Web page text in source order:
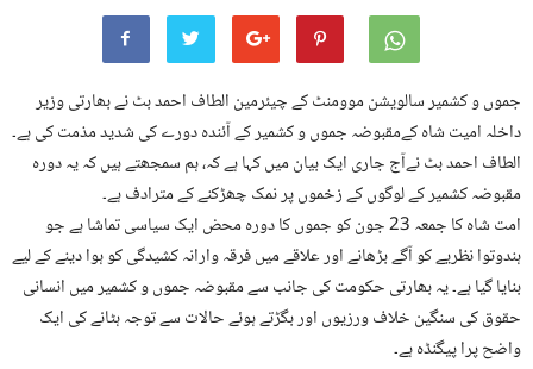
جموں و کشمیر سالویشن موومنٹ کے چیئرمین الطاف احمد بٹ نے بھارتی وزیر
داخلہ امیت شاہ کےمقبوضہ جموں و کشمیر کے آئندہ دورے کی شدید مذمت کی ہے۔
الطاف احمد بٹ نےآج جاری ایک بیان میں کہا ہے کہ، ہم سمجھتے ہیں کہ یہ دورہ
مقبوضہ کشمیر کے لوگوں کے زخموں پر نمک چھڑکنے کے مترادف ہے۔
امت شاہ کا جمعہ 23 جون کو جموں کا دورہ محض ایک سیاسی تماشا ہے جو
ہندوتوا نظریے کو آگے بڑھانے اور علاقے میں فرقہ وارانہ کشیدگی کو ہوا دینے کے لیے
بنایا گیا ہے۔ یہ بھارتی حکومت کی جانب سے مقبوضہ جموں و کشمیر میں انسانی
حقوق کی سنگین خلاف ورزیوں اور بگڑتے ہوئے حالات سے توجہ ہٹانے کی ایک
واضح پرا پیگنڈہ ہے۔